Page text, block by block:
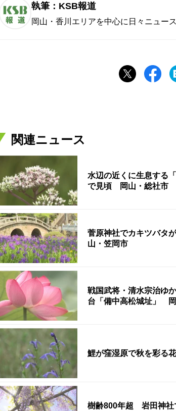
執筆：KSB報道
岡山・香川エリアを中心に日々ニュー
関連ニュース
水辺の近くに生息する
で見頃 岡山・総社市
菅原神社でカキツバタ
山・笠岡市
戦国武将・清水宗治ゆ
台「備中高松城址」
鯉が窪湿原で秋を彩る
樹齢800年超 岩田神